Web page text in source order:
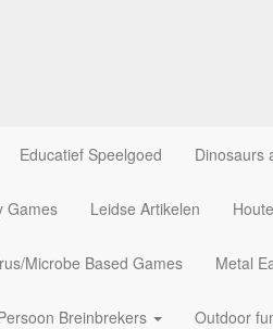
Educatief Speelgoed Dinosaurs
Games Leidse Artikelen
Microbe Based Games Metal
Breinbrekers Outdoor